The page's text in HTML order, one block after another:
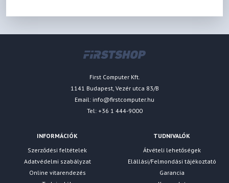
First Computer Kft.
1141 Budapest, Vezér utca 83/B
Email: info@firstcomputer.hu
Tel: +36 1 444-9000
INFORMÁCIÓK
Szerződési feltételek
Adatvédelmi szabályzat
Online vitarendezés
TUDNIVALÓK
Átvételi lehetőségek
Elállási/Felmondási tájékoztató
Garancia